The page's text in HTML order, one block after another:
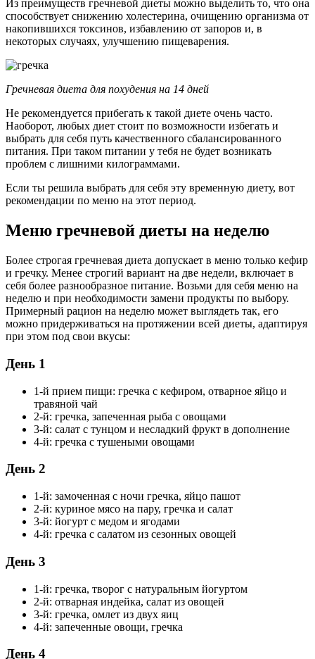
Из преимуществ гречневой диеты можно выделить то, что она
способствует снижению холестерина, очищению организма от
накопившихся токсинов, избавлению от запоров и, в
некоторых случаях, улучшению пищеварения.
Гречневая диета для похудения на 14 дней
Не рекомендуется прибегать к такой диете очень часто.
Наоборот, любых диет стоит по возможности избегать и
выбрать для себя путь качественного сбалансированного
питания. При таком питании у тебя не будет возникать
проблем с лишними килограммами.
Если ты решила выбрать для себя эту временную диету, вот
рекомендации по меню на этот период.
Меню гречневой диеты на неделю
Более строгая гречневая диета допускает в меню только кефир
и гречку. Менее строгий вариант на две недели, включает в
себя более разнообразное питание. Возьми для себя меню на
неделю и при необходимости замени продукты по выбору.
Примерный рацион на неделю может выглядеть так, его
можно придерживаться на протяжении всей диеты, адаптируя
при этом под свои вкусы:
День 1
1-й прием пищи: гречка с кефиром, отварное яйцо и
травяной чай
2-й: гречка, запеченная рыба с овощами
3-й: салат с тунцом и несладкий фрукт в дополнение
4-й: гречка с тушеными овощами
День 2
1-й: замоченная с ночи гречка, яйцо пашот
2-й: куриное мясо на пару, гречка и салат
3-й: йогурт с медом и ягодами
4-й: гречка с салатом из сезонных овощей
День 3
1-й: гречка, творог с натуральным йогуртом
2-й: отварная индейка, салат из овощей
3-й: гречка, омлет из двух яиц
4-й: запеченные овощи, гречка
День 4